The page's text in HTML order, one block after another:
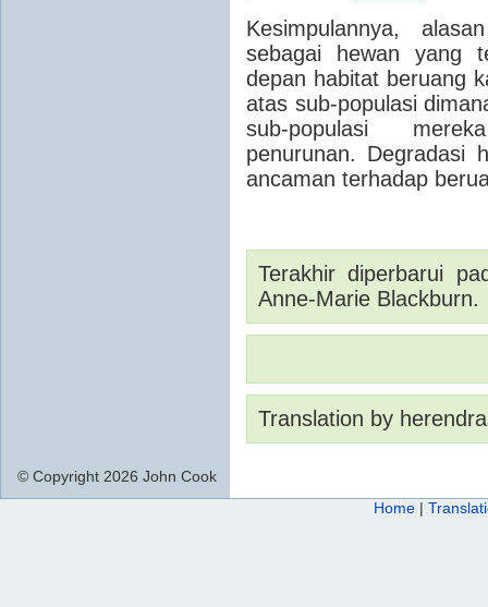
Kesimpulannya,
sebagai hewan yang
depan habitat beruang
atas sub-populasi
sub-populasi
penurunan. Degradasi
ancaman terhadap
Terakhir diperbarui
Anne-Marie Blackburn.
Translation by
© Copyright 2026 John Cook
Home |